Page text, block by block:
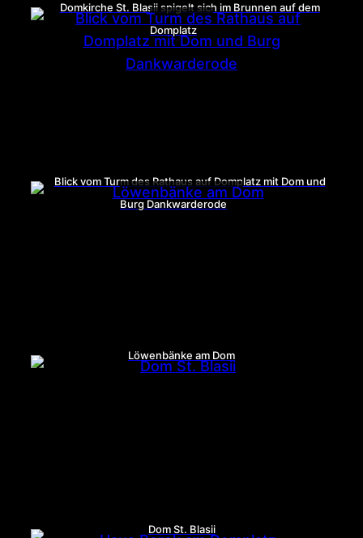
Domkirche St. Blasii spigelt sich im Brunnen auf dem
Domplatz
Blick vom Turm des Rathaus auf Domplatz mit Dom und
Burg Dankwarderode
Löwenbänke am Dom
Dom St. Blasii